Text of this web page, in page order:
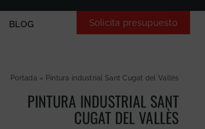
BLOG
Solicita presupuesto
Portada » Pintura industrial Sant Cugat del Vallès
PINTURA INDUSTRIAL SANT
CUGAT DEL VALLÈS